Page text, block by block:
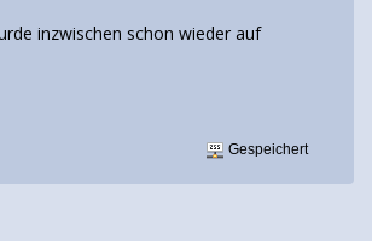
inzwischen schon wieder auf
Gespeichert